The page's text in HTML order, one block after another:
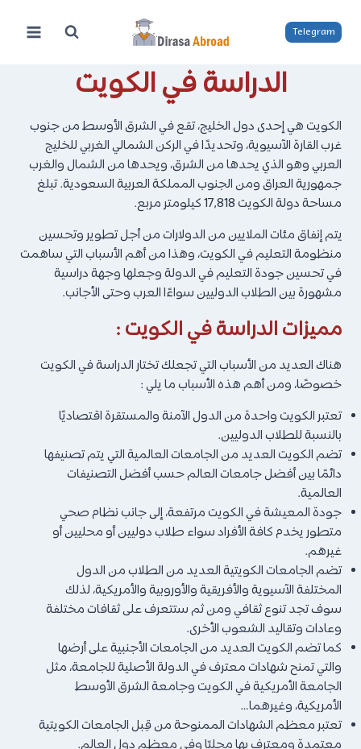
المحتوى
Telegram
الدراسة في الكويت
الكويت هي إحدى دول الخليج، تقع في الشرق الأوسط من جنوب
غرب القارة الآسيوية، وتحديدًا في الركن الشمالي الغربي للخليج
العربي وهو الذي يحدها من الشرق، ويحدها من الشمال والغرب
جمهورية العراق ومن الجنوب المملكة العربية السعودية. تبلغ
مساحة دولة الكويت 17,818 كيلومتر مربع.
يتم إنفاق مئات الملايين من الدولارات من أجل تطوير وتحسين
منظومة التعليم في الكويت، وهذا من أهم الأسباب التي ساهمت
في تحسين جودة التعليم في الدولة وجعلها وجهة دراسية
مشهورة بين الطلاب الدوليين سواءًا العرب وحتى الأجانب.
مميزات الدراسة في الكويت :
هناك العديد من الأسباب التي تجعلك تختار الدراسة في الكويت
خصوصًا، ومن أهم هذه الأسباب ما يلي :
تعتبر الكويت واحدة من الدول الآمنة والمستقرة اقتصاديًا
بالنسبة للطلاب الدوليين.
تضم الكويت العديد من الجامعات العالمية التي يتم تصنيفها
دائمًا بين أفضل جامعات العالم حسب أفضل التصنيفات
العالمية.
جودة المعيشة في الكويت مرتفعة، إلى جانب نظام صحي
متطور يخدم كافة الأفراد سواء طلاب دوليين أو محليين أو
غيرهم.
تضم الجامعات الكويتية العديد من الطلاب من الدول
المختلفة الآسيوية والأفريقية والأوروبية والأمريكية، لذلك
سوف تجد تنوع ثقافي ومن ثم ستتعرف على ثقافات مختلفة
وعادات وتقاليد الشعوب الأخرى.
كما تضم الكويت العديد من الجامعات الأجنبية على أرضها
والتي تمنح شهادات معترف في الدولة الأصلية للجامعة، مثل
الجامعة الأمريكية في الكويت وجامعة الشرق الأوسط
الأمريكية، وغيرهما…
تعتبر معظم الشهادات الممنوحة من قِبل الجامعات الكويتية